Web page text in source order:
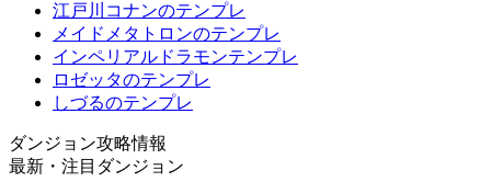
江戸川コナンのテンプレ
メイドメタトロンのテンプレ
インペリアルドラモンテンプレ
ロゼッタのテンプレ
しづるのテンプレ
ダンジョン攻略情報
最新・注目ダンジョン